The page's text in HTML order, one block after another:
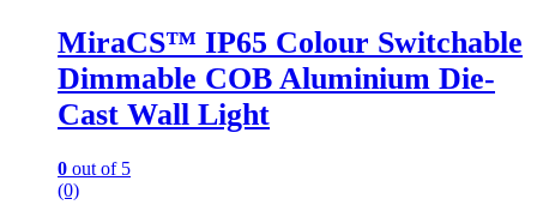
MiraCS™ IP65 Colour Switchable
Dimmable COB Aluminium Die-
Cast Wall Light
0 out of 5
(0)